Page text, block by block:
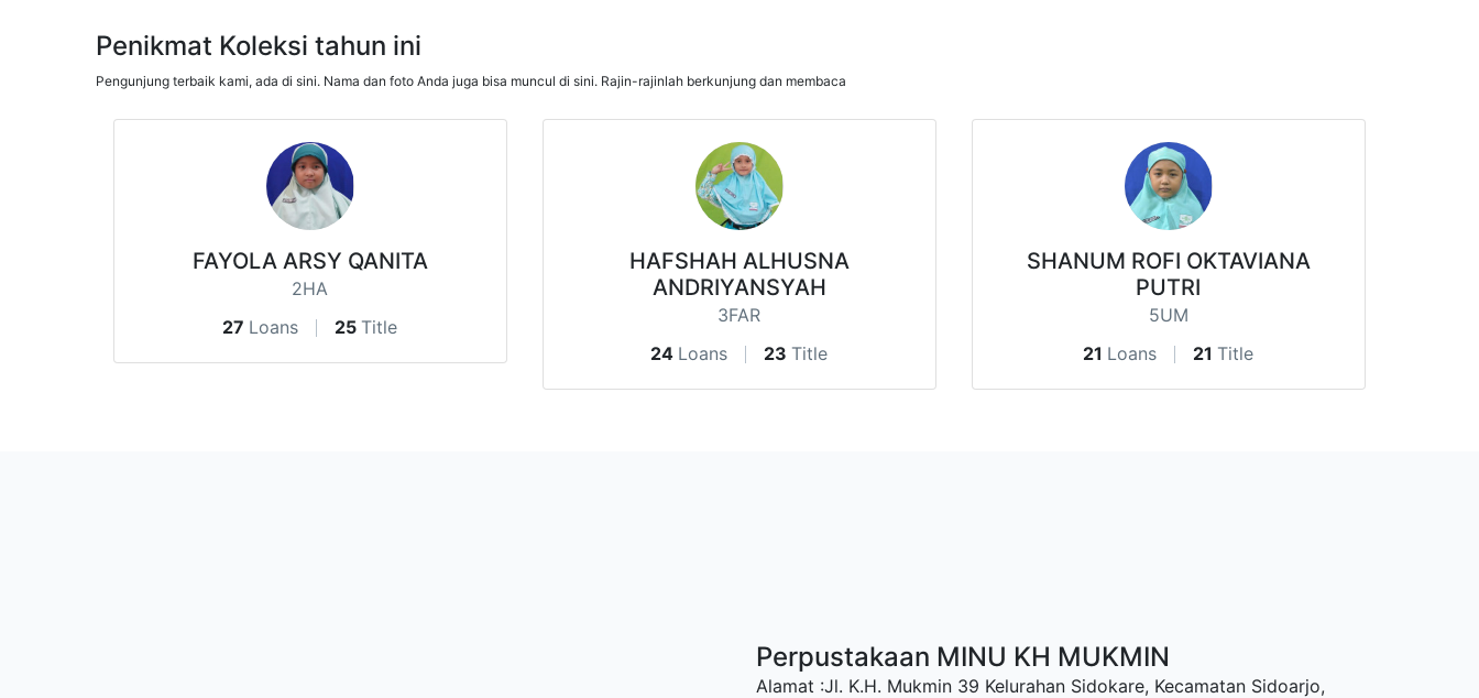
Penikmat Koleksi tahun ini
Pengunjung terbaik kami, ada di sini. Nama dan foto Anda juga bisa muncul di sini. Rajin-rajinlah berkunjung dan membaca
FAYOLA ARSY QANITA
2HA
27 Loans 25 Title
HAFSHAH ALHUSNA
ANDRIYANSYAH
3FAR
24 Loans 23 Title
SHANUM ROFI OKTAVIANA
PUTRI
5UM
21 Loans 21 Title
Perpustakaan MINU KH MUKMIN
Alamat :Jl. K.H. Mukmin 39 Kelurahan Sidokare, Kecamatan Sidoarjo,